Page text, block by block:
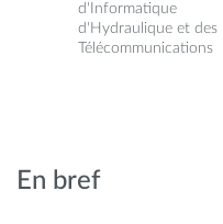
d'Informatique
d'Hydraulique et des
Télécommunications
En bref